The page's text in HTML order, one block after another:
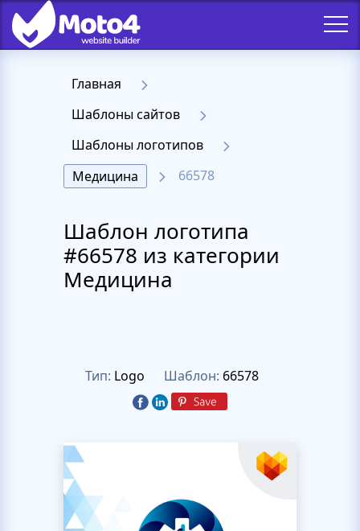
Главная
Шаблоны сайтов
Шаблоны логотипов
Медицина
66578
Шаблон логотипа
#66578 из категории
Медицина
Тип: Logo Шаблон: 66578